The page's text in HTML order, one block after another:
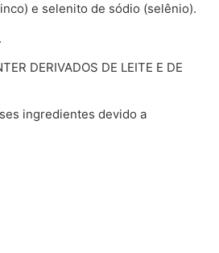
e selenito de sódio (selênio).
DERIVADOS DE LEITE E DE
ingredientes devido a